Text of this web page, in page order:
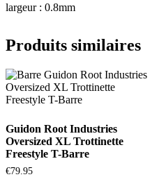
largeur : 0.8mm
Produits similaires
Guidon Root Industries
Oversized XL Trottinette
Freestyle T-Barre
€79.95